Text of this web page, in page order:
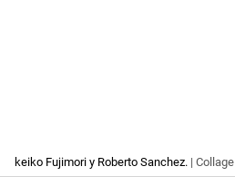
keiko Fujimori y Roberto Sanchez. | Collage